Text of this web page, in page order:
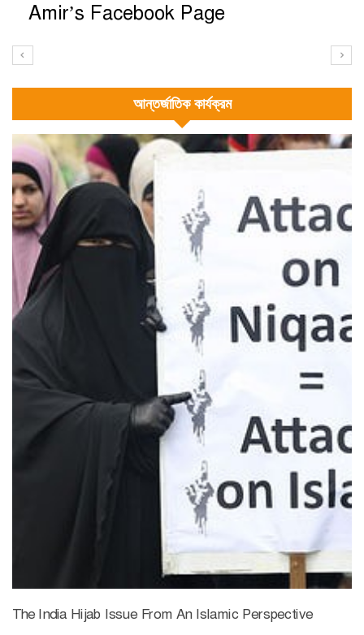
Amir’s Facebook Page
আন্তর্জাতিক কার্যক্রম
The India Hijab Issue From An Islamic Perspective